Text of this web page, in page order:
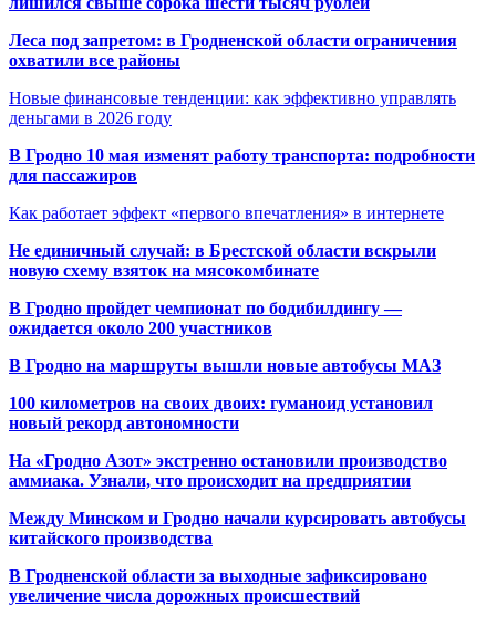
Леса под запретом: в Гродненской области ограничения
охватили все районы
Новые финансовые тенденции: как эффективно управлять
деньгами в 2026 году
В Гродно 10 мая изменят работу транспорта: подробности
для пассажиров
Как работает эффект «первого впечатления» в интернете
Не единичный случай: в Брестской области вскрыли
новую схему взяток на мясокомбинате
В Гродно пройдет чемпионат по бодибилдингу —
ожидается около 200 участников
В Гродно на маршруты вышли новые автобусы МАЗ
100 километров на своих двоих: гуманоид установил
новый рекорд автономности
На «Гродно Азот» экстренно остановили производство
аммиака. Узнали, что происходит на предприятии
Между Минском и Гродно начали курсировать автобусы
китайского производства
В Гродненской области за выходные зафиксировано
увеличение числа дорожных происшествий